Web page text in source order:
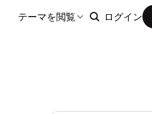
テーマを閲覧 ログイン